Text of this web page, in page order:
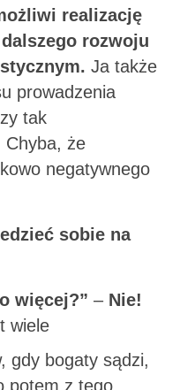
realizację
rozwoju
Ja także
prowadzenia
tak
Chyba, że
negatywnego
sobie na
więcej?” – Nie!
wiele
gdy bogaty sądzi,
potem z tego